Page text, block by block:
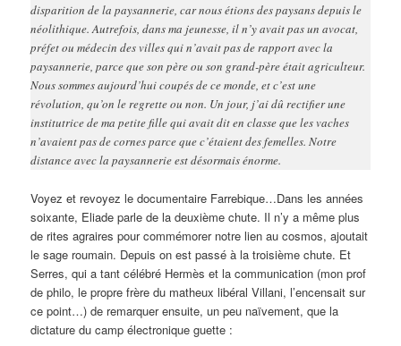
disparition de la paysannerie, car nous étions des paysans depuis le
néolithique. Autrefois, dans ma jeunesse, il n’y avait pas un avocat,
préfet ou médecin des villes qui n’avait pas de rapport avec la
paysannerie, parce que son père ou son grand-père était agriculteur.
Nous sommes aujourd’hui coupés de ce monde, et c’est une
révolution, qu’on le regrette ou non. Un jour, j’ai dû rectifier une
institutrice de ma petite fille qui avait dit en classe que les vaches
n’avaient pas de cornes parce que c’étaient des femelles. Notre
distance avec la paysannerie est désormais énorme.
Voyez et revoyez le documentaire Farrebique…Dans les années
soixante, Eliade parle de la deuxième chute. Il n’y a même plus
de rites agraires pour commémorer notre lien au cosmos, ajoutait
le sage roumain. Depuis on est passé à la troisième chute. Et
Serres, qui a tant célébré Hermès et la communication (mon prof
de philo, le propre frère du matheux libéral Villani, l’encensait sur
ce point…) de remarquer ensuite, un peu naïvement, que la
dictature du camp électronique guette :